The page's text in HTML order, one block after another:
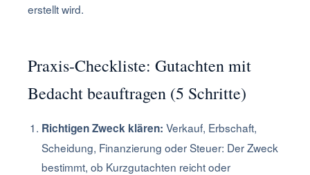
erstellt wird.
Praxis-Checkliste: Gutachten mit
Bedacht beauftragen (5 Schritte)
Richtigen Zweck klären: Verkauf, Erbschaft,
Scheidung, Finanzierung oder Steuer: Der Zweck
bestimmt, ob Kurzgutachten reicht oder